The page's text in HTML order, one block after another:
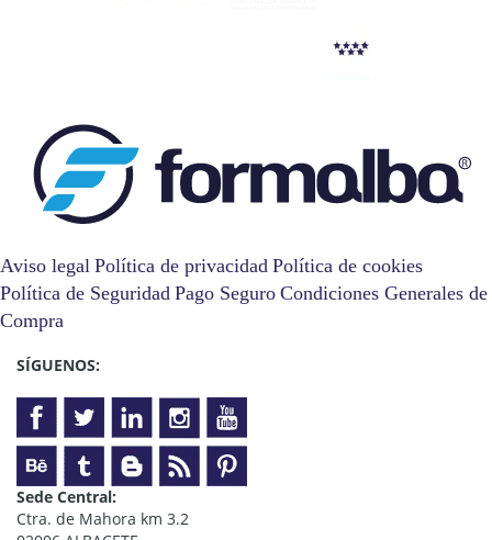
Aviso legal Política de privacidad Política de cookies
Política de Seguridad Pago Seguro Condiciones Generales de
Compra
SÍGUENOS:
Sede Central:
Ctra. de Mahora km 3.2